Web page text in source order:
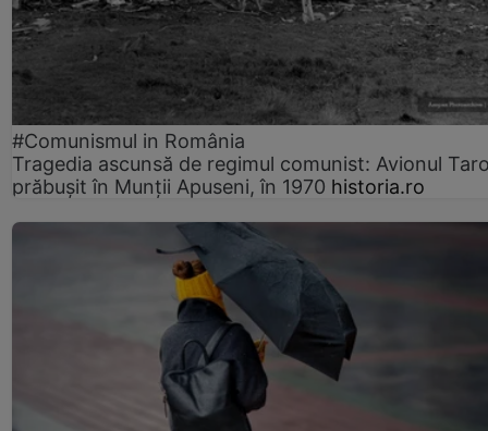
#Comunismul in România
Tragedia ascunsă de regimul comunist: Avionul
prăbușit în Munții Apuseni, în 1970 historia.ro